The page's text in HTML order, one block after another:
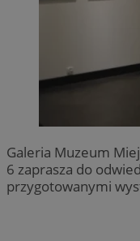
Galeria Muzeum
6 zaprasza do
przygotowanymi